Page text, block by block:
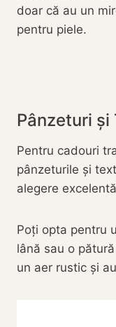
doar că au un
pentru piele.
Pânzeturi și
Pentru cadouri
pânzeturile și
alegere
Poți opta pentru
lână sau o
un aer rustic și